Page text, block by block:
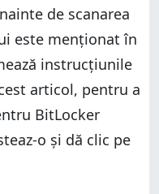
de scanarea
este menționat în
instrucțiunile
articol, pentru a
BitLocker
o și dă clic pe